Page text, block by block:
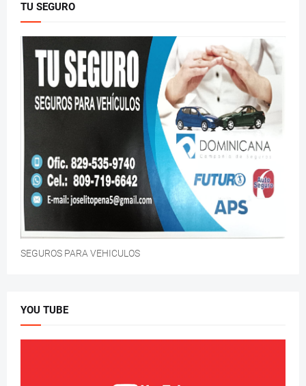
TU SEGURO
SEGUROS PARA VEHICULOS
YOU TUBE